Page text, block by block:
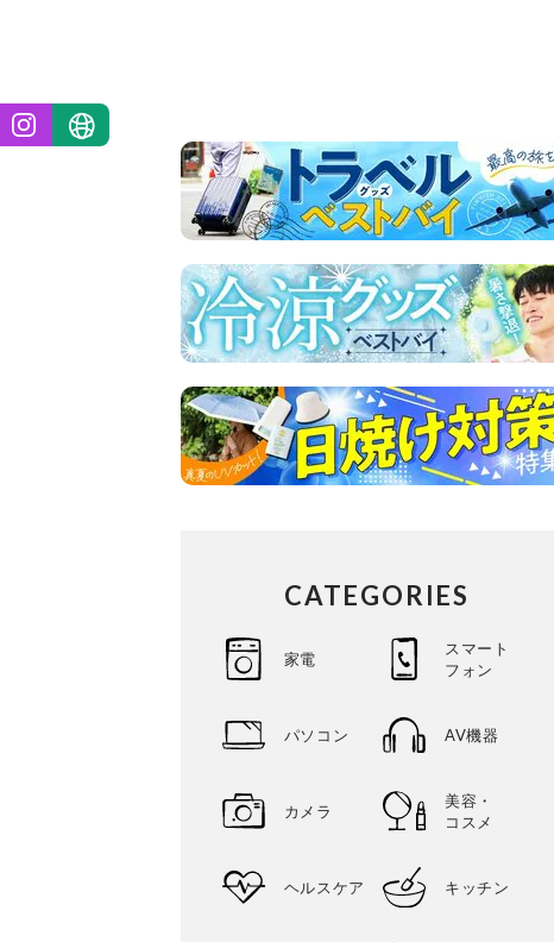
CATEGORIES
家電
スマート
フォン
パソコン AV機器
カメラ
美容・
コスメ
ヘルスケア キッチン